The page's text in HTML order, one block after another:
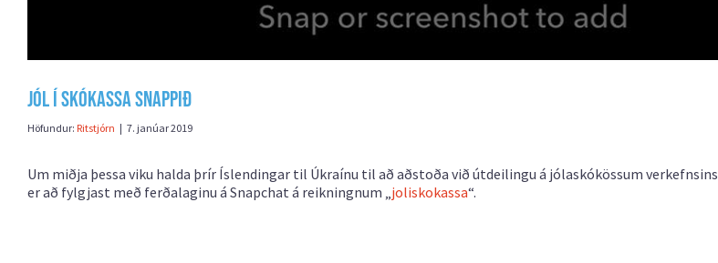
Jól í skókassa snappið
Höfundur: Ritstjórn | 7. janúar 2019
Um miðja þessa viku halda þrír Íslendingar til Úkraínu til að aðstoða við útdeilingu á jólaskókössum verkefnsins
er að fylgjast með ferðalaginu á Snapchat á reikningnum „ joliskokassa“.